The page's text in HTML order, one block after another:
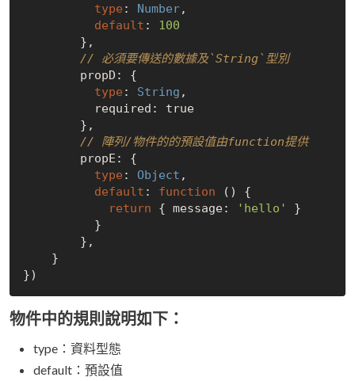
type : Number,
default : 100
// 必須要傳送的數據及`String`型別
type : String ,
          required:
true
// 陣列/物件的的預設值由function提供
type : Object ,
default : function ( ) {
return { message: 'hello'
}
物件中的規則說明如下：
type：資料型態
default：預設值